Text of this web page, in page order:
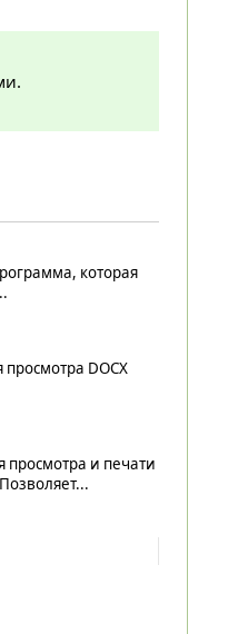
которая
DOCX
просмотра и печати